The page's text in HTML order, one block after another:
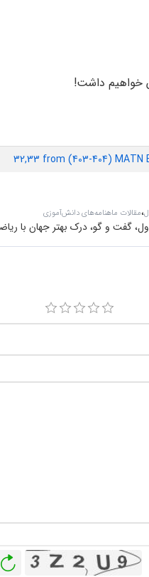
خواهیم داشت!
32,33 from (403-404) MATN
،مقالات ماهنامه‌های دانش‌آموزی
گفت و گو، درک بهتر جهان با